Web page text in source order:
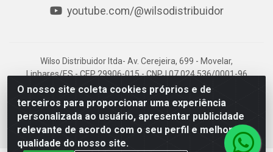
O nosso site coleta cookies próprios e de
terceiros para proporcionar uma experiência
personalizada ao usuário, apresentar publicidade
relevante de acordo com o seu perfil e melhorar a
qualidade do nosso site.
youtube.com/@wilsodistribuidor
Wilso Distribuidor ltda- Av. Cerejeira, 699 - Movelar,
Linhares/ES - CEP 29906-015 - CNPJ 07.024.536/0001-96